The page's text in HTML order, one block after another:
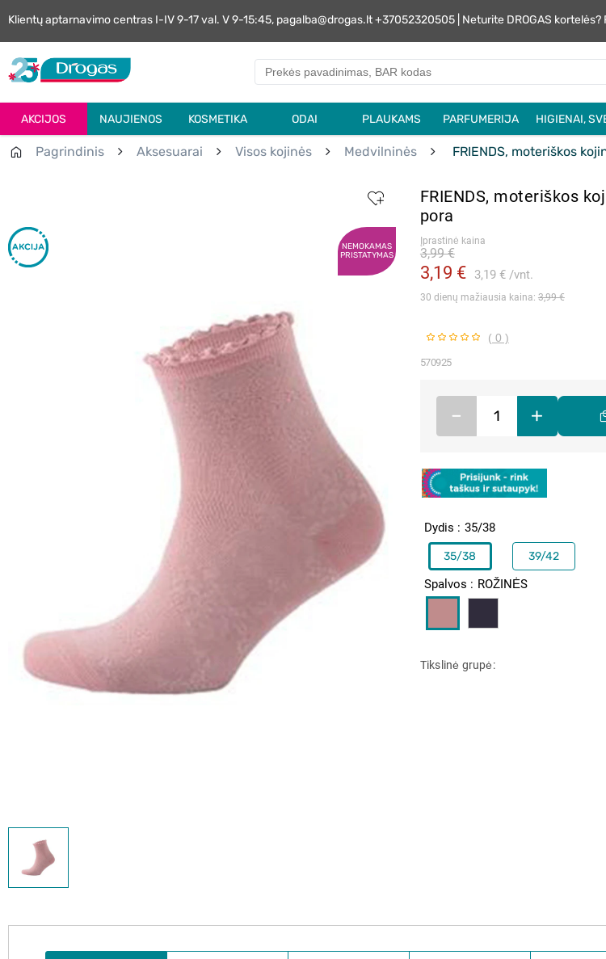
Klientų aptarnavimo centras I-IV 9-17 val. V 9-15:45, pagalba@drogas.lt +37052320505 | Neturite DROGAS
AKCIJOS NAUJIENOS KOSMETIKA ODAI PLAUKAMS PARFUMERIJA HIGIENAI,
Pagrindinis Aksesuarai Visos kojinės Medvilninės FRIENDS, moteriškos
NEMOKAMAS
PRISTATYMAS
FRIENDS, moteriškos
pora
Įprastinė kaina
3,19 € 3,19 € vnt.
3,99 €
30 dienų mažiausia kaina: 3,99 €
( 0 )
570925
Dydis 35/38
35/38 39/42
Spalvos ROŽINĖS
– +
Tikslinė grupė